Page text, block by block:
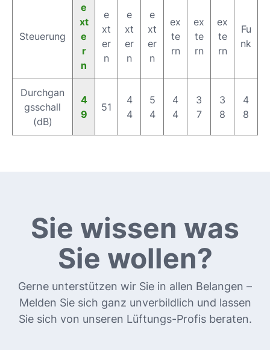
Steuerung
e
xt
e
r
n
e
xt
er
n
e
xt
er
n
e
xt
er
n
ex
te
rn
ex
te
rn
ex
te
rn
Fu
nk
Durchgan
gsschall
(dB)
4
9
51
4
4
5
4
4
4
3
7
3
8
4
8
Sie wissen was
Sie wollen?
Gerne unterstützen wir Sie in allen Belangen –
Melden Sie sich ganz unverbildlich und lassen
Sie sich von unseren Lüftungs-Profis beraten.